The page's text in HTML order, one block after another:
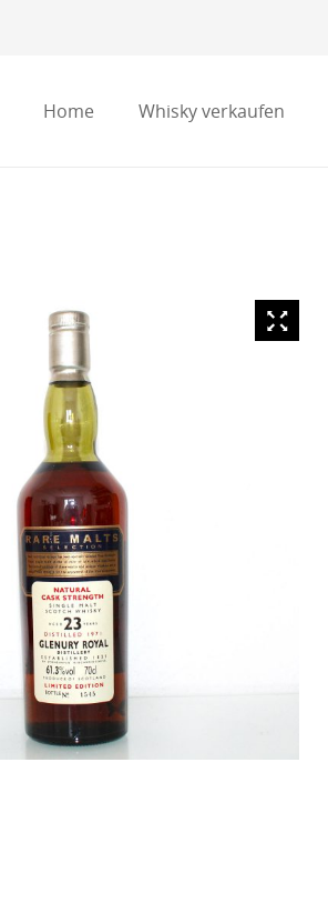
Home Whisky verkaufen